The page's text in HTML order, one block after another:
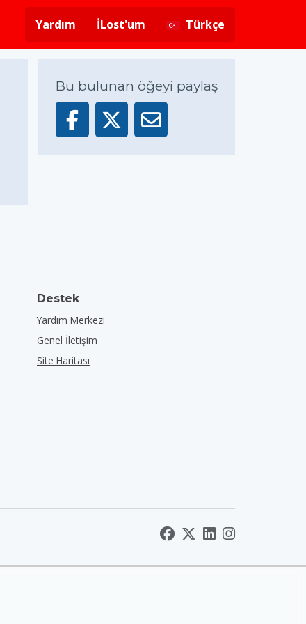
Yardım İLost'um Türkçe
Bu bulunan öğeyi paylaş
Destek
Yardım Merkezi
Genel İletişim
Site Haritası